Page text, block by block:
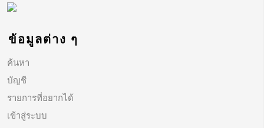
ข้อมูลต่าง ๆ
ค้นหา
บัญชี
รายการที่อยากได้
เข้าสู่ระบบ